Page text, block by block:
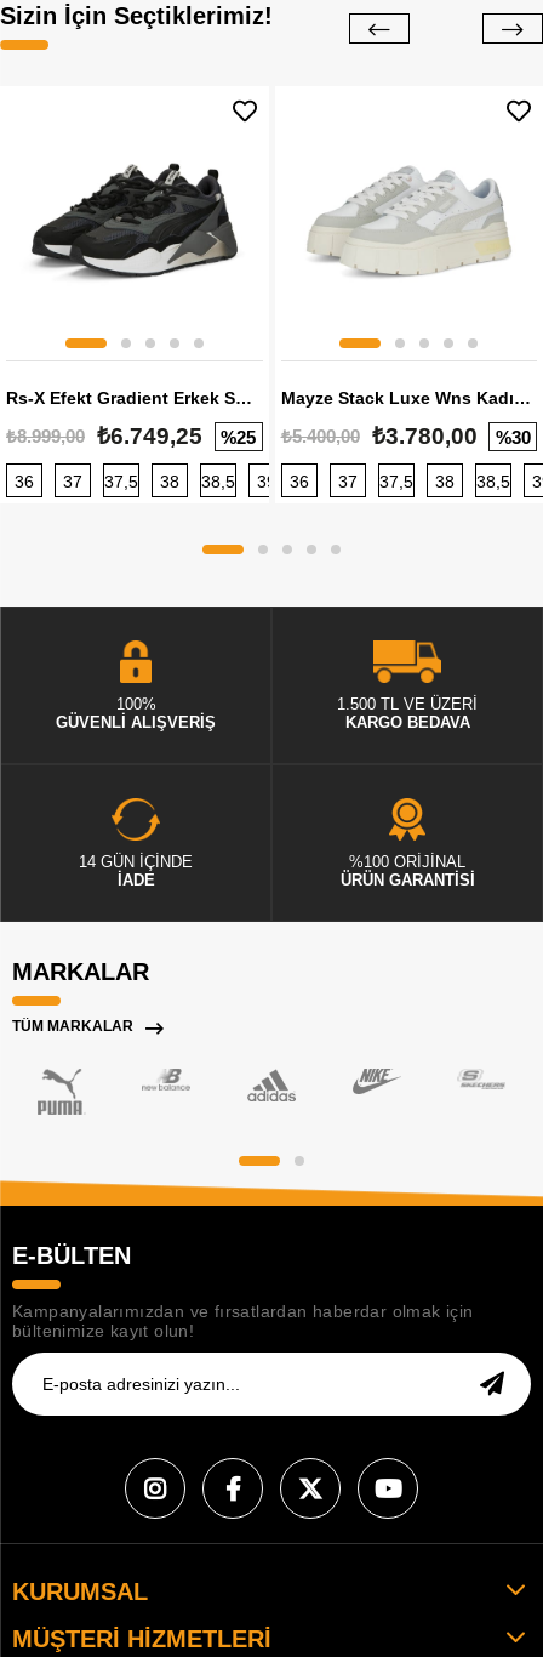
Sizin İçin Seçtiklerimiz!
Rs-X Efekt Gradient Erkek Sneaker
₺8.999,00 ₺6.749,25 %25
36 37 37,5 38 38,5 39 40 40,5 41 42 42,5
Mayze Stack Luxe Wns Kadın Sneaker
₺5.400,00 ₺3.780,00 %30
36 37 37,5 38 38,5
100%
GÜVENLİ ALIŞVERİŞ
1.500 TL VE ÜZERİ
KARGO BEDAVA
14 GÜN İÇİNDE
İADE
%100 ORİJİNAL
ÜRÜN GARANTİSİ
MARKALAR
TÜM MARKALAR
E-BÜLTEN
Kampanyalarımızdan ve fırsatlardan haberdar olmak için
bültenimize kayıt olun!
KURUMSAL
MÜŞTERI HIZMETLERI